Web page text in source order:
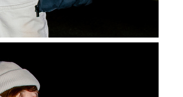
KÍNH GENTLE
MONSTER CHÍNH
HÃNG - SAVAGE 01